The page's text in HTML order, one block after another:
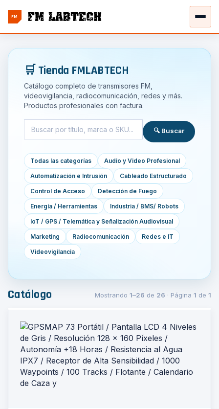
FM
🛒 Tienda FMLABTECH
Catálogo completo de transmisores FM,
videovigilancia, radiocomunicación, redes y más.
Productos profesionales con factura.
🔍 Buscar
Todas las categorías Audio y Video Profesional
Automatización e Intrusión Cableado Estructurado
Control de Acceso Detección de Fuego
Energía / Herramientas Industria / BMS/ Robots
IoT / GPS / Telemática y Señalización Audiovisual
Marketing Radiocomunicación Redes e IT
Videovigilancia
Catálogo Mostrando 1–26 de 26 · Página 1 de 1